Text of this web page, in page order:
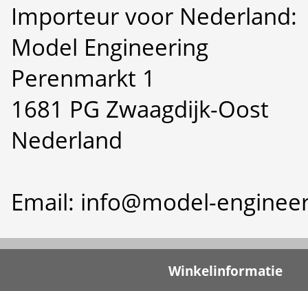
Importeur voor Nederland:
Model Engineering
Perenmarkt 1
1681 PG Zwaagdijk-Oost
Nederland
Email: info@model-
Winkelinformatie